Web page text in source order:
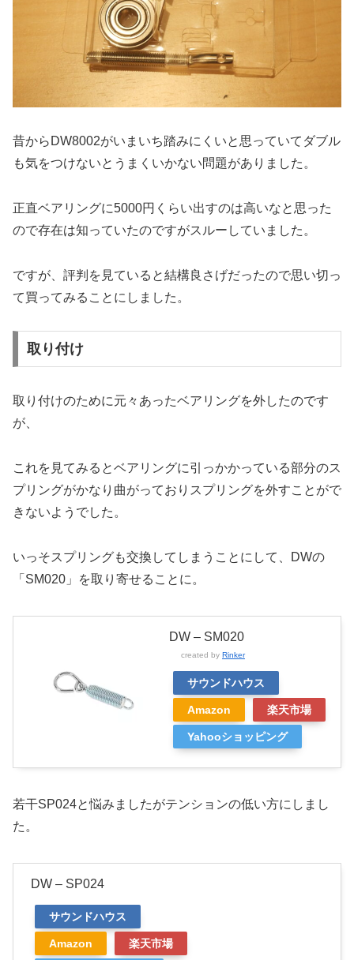
昔からDW8002がいまいち踏みにくいと思っていてダブル
も気をつけないとうまくいかない問題がありました。
正直ベアリングに5000円くらい出すのは高いなと思った
ので存在は知っていたのですがスルーしていました。
ですが、評判を見ていると結構良さげだったので思い切っ
て買ってみることにしました。
取り付け
取り付けのために元々あったベアリングを外したのです
が、
これを見てみるとベアリングに引っかかっている部分のス
プリングがかなり曲がっておりスプリングを外すことがで
きないようでした。
いっそスプリングも交換してしまうことにして、DWの
「SM020」を取り寄せることに。
DW – SM020
created by Rinker
サウンドハウス
Amazon 楽天市場
Yahooショッピング
若干SP024と悩みましたがテンションの低い方にしまし
た。
DW – SP024
サウンドハウス
Amazon 楽天市場